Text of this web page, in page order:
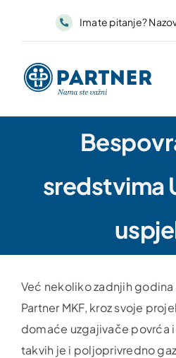
Imate pitanje?
sredstvima
Već nekoliko zadnjih godina
Partner MKF, kroz svoje
domaće uzgajivače povrća
takvih je i poljoprivredno